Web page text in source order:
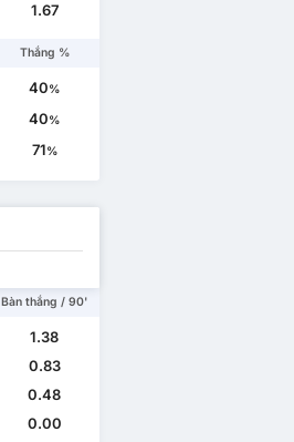
1.67
Thắng %
40%
40%
71%
Bàn thắng / 90'
1.38
0.83
0.48
0.00